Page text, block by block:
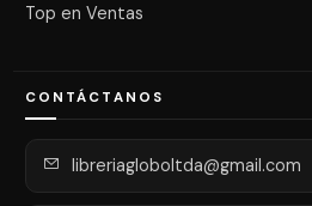
Top en Ventas
CONTÁCTANOS
libreriagloboltda@gmail.com